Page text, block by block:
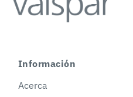
Información
Acerca